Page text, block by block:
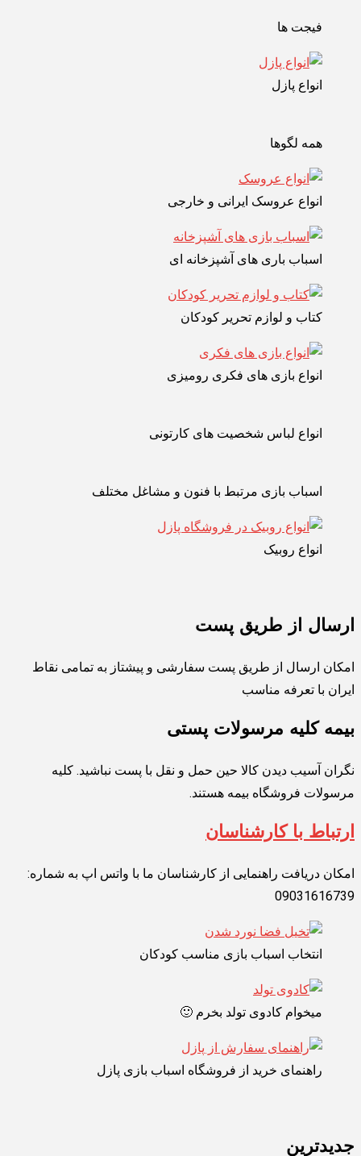
فیجت ها
انواع پازل
همه لگوها
انواع عروسک ایرانی و خارجی
اسباب باری های آشپزخانه ای
کتاب و لوازم تحریر کودکان
انواع بازی های فکری رومیزی
انواع لباس شخصیت های کارتونی
اسباب بازی مرتبط با فنون و مشاغل مختلف
انواع روبیک
ارسال از طریق پست
امکان ارسال از طریق پست سفارشی و پیشتاز به تمامی نقاط
ایران با تعرفه مناسب
بیمه کلیه مرسولات پستی
نگران آسیب دیدن کالا حین حمل و نقل با پست نباشید. کلیه
مرسولات فروشگاه بیمه هستند.
ارتباط با کارشناسان
امکان دریافت راهنمایی از کارشناسان ما با واتس اپ به شماره:
09031616739
انتخاب اسباب بازی مناسب کودکان
میخوام کادوی تولد بخرم 🙂
راهنمای خرید از فروشگاه اسباب بازی پازل
جدیدترین